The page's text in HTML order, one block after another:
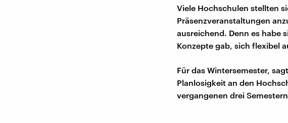
Viele Hochschulen stellten
Präsenzveranstaltungen
ausreichend. Denn es habe
Konzepte gab, sich flexibel
Für das Wintersemester,
Planlosigkeit an den
vergangenen drei